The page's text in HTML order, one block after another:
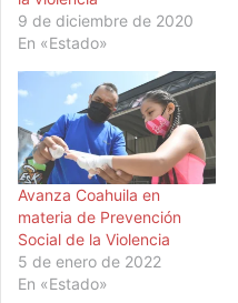
9 de diciembre de 2020
En «Estado»
Avanza Coahuila en
materia de Prevención
Social de la Violencia
5 de enero de 2022
En «Estado»